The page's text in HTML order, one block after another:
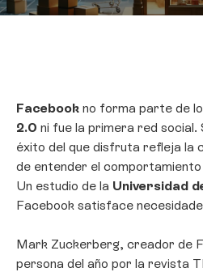
Facebook no forma parte de
2.0 ni fue la primera red social.
éxito del que disfruta refleja la
de entender el
Un estudio de la Universidad
Facebook satisface
Mark Zuckerberg, creador de
persona del año por la revista